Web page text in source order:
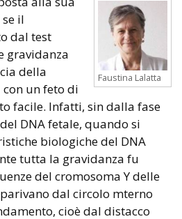
Faustina Lalatta
il
dal test
gravidanza
della
un feto di
facile. Infatti, sin dalla fase
DNA fetale, quando si
biologiche del DNA
tutta la gravidanza fu
del cromosoma Y delle
dal circolo mterno
cioè dal distacco